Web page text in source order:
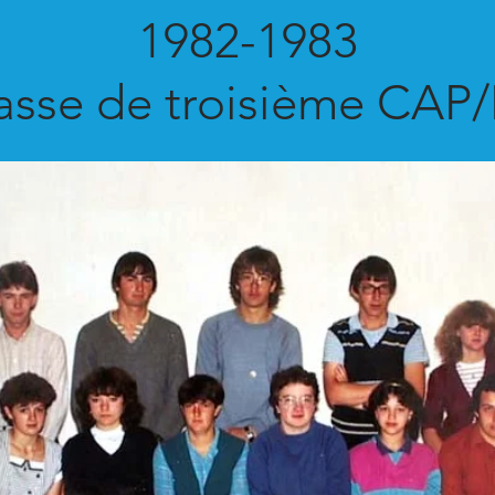
1982-1983
de troisième